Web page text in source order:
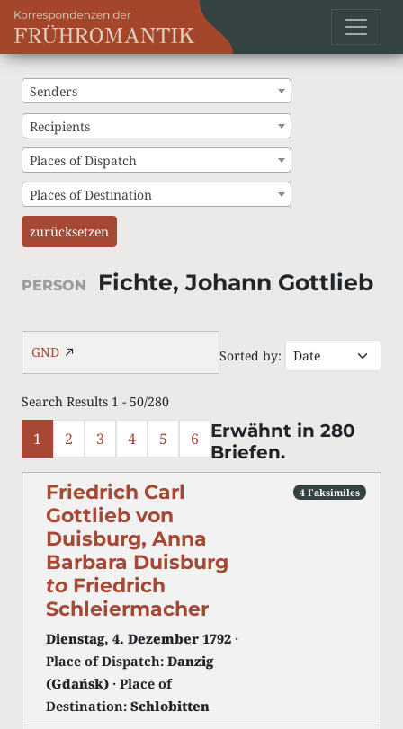
Senders
Recipients
Places of Dispatch
Places of Destination
zurücksetzen
PERSON Fichte, Johann Gottlieb
GND Sorted by:
Search Results 1 - 50/280
1 2 3 4 5 6
Erwähnt in 280
Briefen.
Friedrich Carl
Gottlieb von
Duisburg, Anna
Barbara Duisburg
to Friedrich
Schleiermacher
Dienstag, 4. Dezember 1792 ·
Place of Dispatch: Danzig
(Gdańsk) · Place of
Destination: Schlobitten
4 Faksimiles